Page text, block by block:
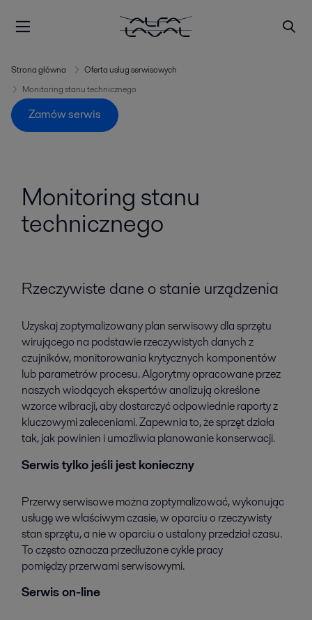
Strona główna
Oferta usług serwisowych
Monitoring stanu technicznego
Zamów serwis
Monitoring stanu
technicznego
Rzeczywiste dane o stanie urządzenia
Uzyskaj zoptymalizowany plan serwisowy dla sprzętu
wirującego na podstawie rzeczywistych danych z
czujników, monitorowania krytycznych komponentów
lub parametrów procesu. Algorytmy opracowane przez
naszych wiodących ekspertów analizują określone
wzorce wibracji, aby dostarczyć odpowiednie raporty z
kluczowymi zaleceniami. Zapewnia to, że sprzęt działa
tak, jak powinien i umożliwia planowanie konserwacji.
Serwis tylko jeśli jest konieczny
Przerwy serwisowe można zoptymalizować, wykonując
usługę we właściwym czasie, w oparciu o rzeczywisty
stan sprzętu, a nie w oparciu o ustalony przedział czasu.
To często oznacza przedłużone cykle pracy
pomiędzy przerwami serwisowymi.
Serwis on-line